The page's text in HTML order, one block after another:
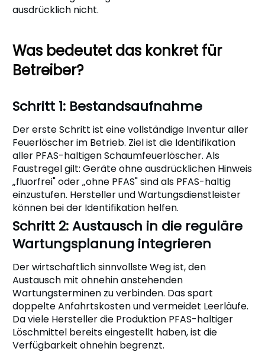
ausdrücklich nicht.
Was bedeutet das konkret für
Betreiber?
Schritt 1: Bestandsaufnahme
Der erste Schritt ist eine vollständige Inventur aller
Feuerlöscher im Betrieb. Ziel ist die Identifikation
aller PFAS-haltigen Schaumfeuerlöscher. Als
Faustregel gilt: Geräte ohne ausdrücklichen Hinweis
„fluorfrei" oder „ohne PFAS" sind als PFAS-haltig
einzustufen. Hersteller und Wartungsdienstleister
können bei der Identifikation helfen.
Schritt 2: Austausch in die reguläre
Wartungsplanung integrieren
Der wirtschaftlich sinnvollste Weg ist, den
Austausch mit ohnehin anstehenden
Wartungsterminen zu verbinden. Das spart
doppelte Anfahrtskosten und vermeidet Leerläufe.
Da viele Hersteller die Produktion PFAS-haltiger
Löschmittel bereits eingestellt haben, ist die
Verfügbarkeit ohnehin begrenzt.